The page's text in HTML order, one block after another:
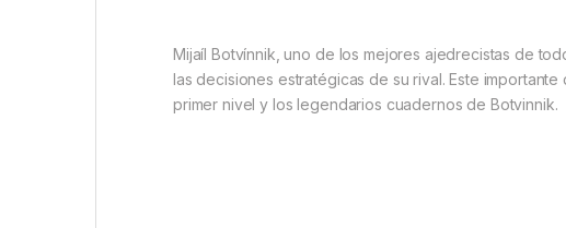
Mijaíl Botvínnik, uno de los mejores ajedrecistas de
las decisiones estratégicas de su rival. Este
primer nivel y los legendarios cuadernos de Botvinnik.